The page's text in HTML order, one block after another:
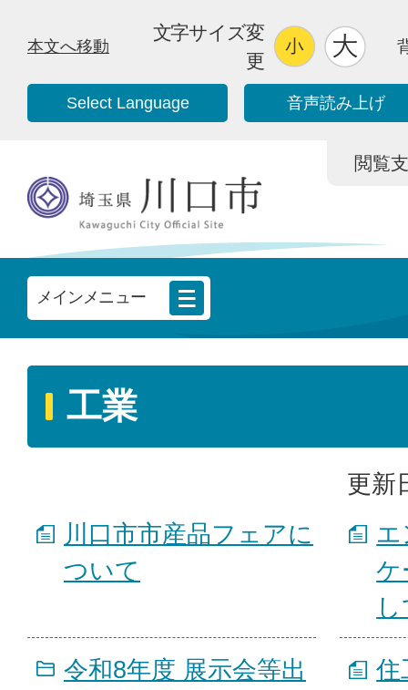
本文へ移動
文字サイズ変
更
Select Language 音声読み上げ
閲覧
メインメニュー
工業
更新
川口市市産品フェアに
ついて
ケ
令和8年度 展示会等出
住